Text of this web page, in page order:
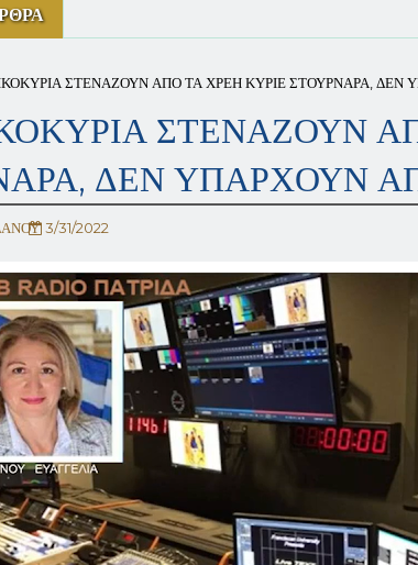
ΣΤΕΝΑΖΟΥΝ ΑΠΟ ΤΑ ΧΡΕΗ ΚΥΡΙΕ ΣΤΟΥΡΝΑΡΑ, ΔΕΝ
ΣΤΕΝΑΖΟΥΝ
ΔΕΝ ΥΠΑΡΧΟΥΝ
3/31/2022